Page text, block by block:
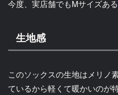
今度、実店舗でもMサイズあ
生地感
このソックスの生地はメリノ
ているから軽くて暖かいのが